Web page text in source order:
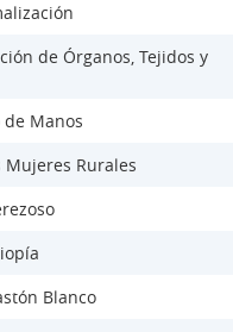
de Órganos, Tejidos y
Manos
Rurales
Blanco